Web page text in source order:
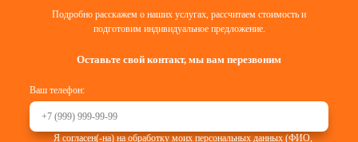
Подробно расскажем о наших услугах, рассчитаем стоимость и
подготовим индивидуальное предложение.
Оставьте свой контакт, мы вам перезвоним
Ваш телефон:
Я согласен(-на) на обработку моих персональных данных (ФИО,